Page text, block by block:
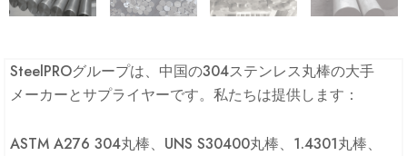
SteelPROグループは、中国の304ステンレス丸棒の大手
メーカーとサプライヤーです。私たちは提供します：
ASTM A276 304丸棒、UNS S30400丸棒、1.4301丸棒、